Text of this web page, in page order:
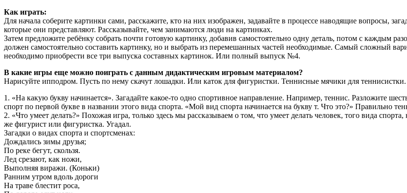
Как играть:
Для начала соберите картинки сами, расскажите, кто на них изображен, задавайте в процессе наводящие вопросы,
которые они представляют. Рассказывайте, чем занимаются люди на картинках.
Затем предложите ребёнку собрать почти готовую картинку, добавив самостоятельно одну деталь, потом с каждым
должен самостоятельно составить картинку, но и выбрать из перемешанных частей необходимые. Самый сложный
необходимо приобрести все три выпуска составных картинок. Или полный выпуск №4.
В какие игры еще можно поиграть с данным дидактическим игровым материалом?
Нарисуйте ипподром. Пусть по нему скачут лошадки. Или каток для фигуристки. Теннисные мячики для
1. «На какую букву начинается». Загадайте какое-то одно спортивное направление. Например, теннис. Разложите
спорт по первой букве в названии этого вида спорта. «Мой вид спорта начинается на букву т. Что это?» Правильно
2. «Что умеет делать?» Похожая игра, только здесь мы рассказываем о том, что умеет делать человек, того вида
же фигурист или фигуристка. Угадал.
Загадки о видах спорта и спортсменах:
Дождались зимы друзья;
По реке бегут, скользя.
Лед срезают, как ножи,
Выполняя виражи. (Коньки)
Ранним утром вдоль дороги
На траве блестит роса,